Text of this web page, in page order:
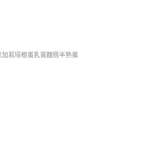
加若培根蛋乳寬麵搭半熟蛋